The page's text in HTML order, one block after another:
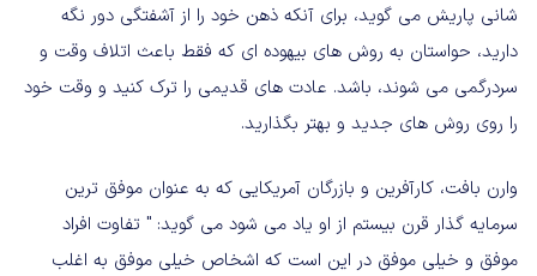
شانی پاریش می گوید، برای آنکه ذهن خود را از آشفتگی دور نگه
دارید، حواستان به روش های بیهوده ای که فقط باعث اتلاف وقت و
سردرگمی می شوند، باشد. عادت های قدیمی را ترک کنید و وقت خود
را روی روش های جدید و بهتر بگذارید.
وارن بافت، کارآفرین و بازرگان آمریکایی که به عنوان موفق ترین
سرمایه گذار قرن بیستم از او یاد می شود می گوید: " تفاوت افراد
موفق و خیلی موفق در این است که اشخاص خیلی موفق به اغلب